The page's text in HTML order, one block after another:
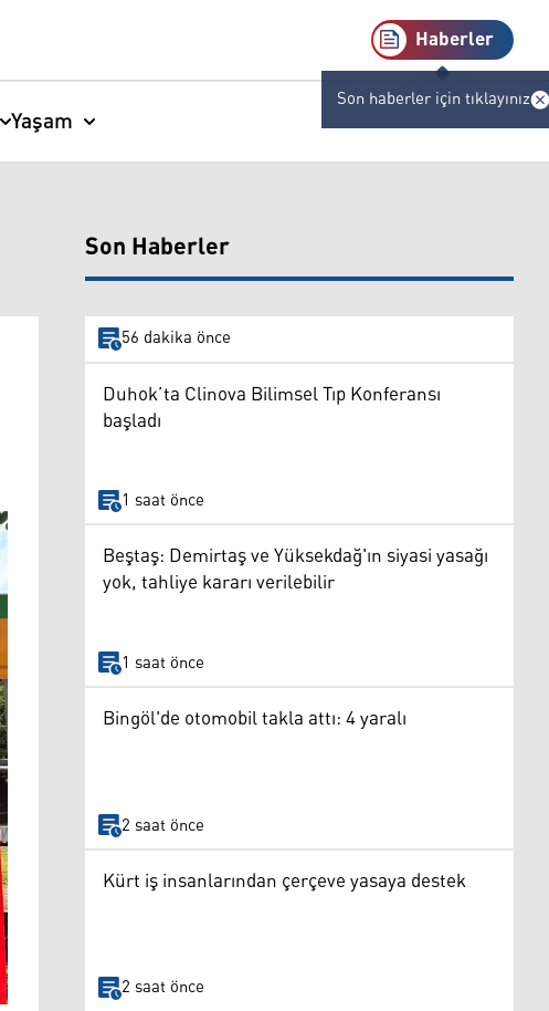
Haberler
Son haberler için tıklayınız
Yaşam
Son Haberler
56 dakika önce
Duhok’ta Clinova Bilimsel Tıp Konferansı
başladı
1 saat önce
Beştaş: Demirtaş ve Yüksekdağ'ın siyasi yasağı
yok, tahliye kararı verilebilir
1 saat önce
Bingöl'de otomobil takla attı: 4 yaralı
2 saat önce
Kürt iş insanlarından çerçeve yasaya destek
2 saat önce